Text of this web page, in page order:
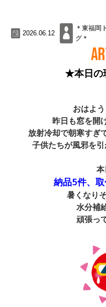
2026.06.12
＊東福岡
グ＊
★本日